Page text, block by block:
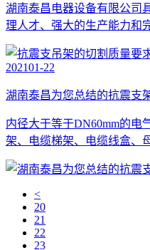
湖南泰昌电器设备有限公司
理人才、强大的生产能力和
202101-22
湖南泰昌为您总结的抗震支
内径大于等于DN60mm的电
架、电缆梯架、电缆线盒、
<
20
21
22
23